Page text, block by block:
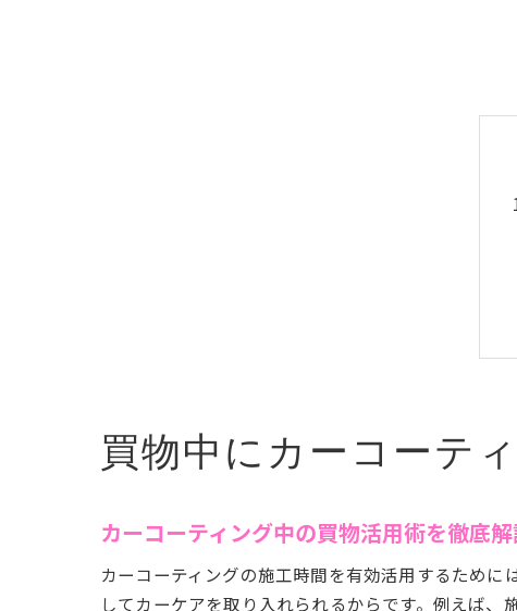
買物中にカーコーテ
カーコーティング中の買物活用術を徹底
カーコーティングの施工時間を有効活用するため
してカーケアを取り入れられるからです。例えば